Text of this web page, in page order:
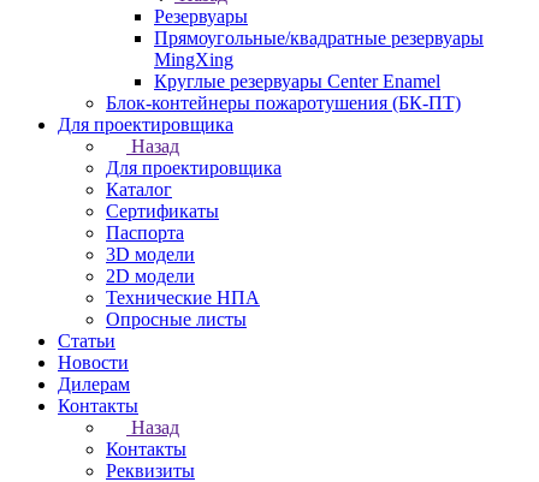
Резервуары
Прямоугольные/квадратные резервуары
MingXing
Круглые резервуары Center Enamel
Блок-контейнеры пожаротушения (БК-ПТ)
Для проектировщика
Назад
Для проектировщика
Каталог
Сертификаты
Паспорта
3D модели
2D модели
Технические НПА
Опросные листы
Статьи
Новости
Дилерам
Контакты
Назад
Контакты
Реквизиты